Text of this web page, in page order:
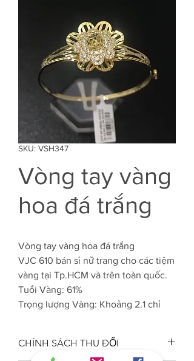
SKU: VSH347
Vòng tay vàng
hoa đá trắng
Vòng tay vàng hoa đá trắng
VJC 610 bán sỉ nữ trang cho các tiệm
vàng tại Tp.HCM và trên toàn quốc.
Tuổi Vàng: 61%
Trọng lượng Vàng: Khoảng 2.1 chỉ
CHÍNH SÁCH THU ĐỔI